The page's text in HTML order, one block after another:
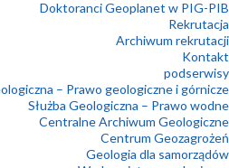
Doktoranci Geoplanet w PIG-PIB
Rekrutacja
Archiwum rekrutacji
Kontakt
podserwisy
– Prawo geologiczne i górnicze
Służba Geologiczna – Prawo wodne
Centralne Archiwum Geologiczne
Centrum Geozagrożeń
Geologia dla samorządów